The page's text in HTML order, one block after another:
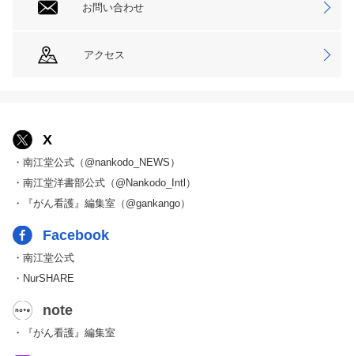
お問い合わせ
アクセス
X
・南江堂公式（@nankodo_NEWS）
・南江堂洋書部公式（@Nankodo_Intl）
・『がん看護』編集室（@gankango）
Facebook
・南江堂公式
・NurSHARE
note
・『がん看護』編集室